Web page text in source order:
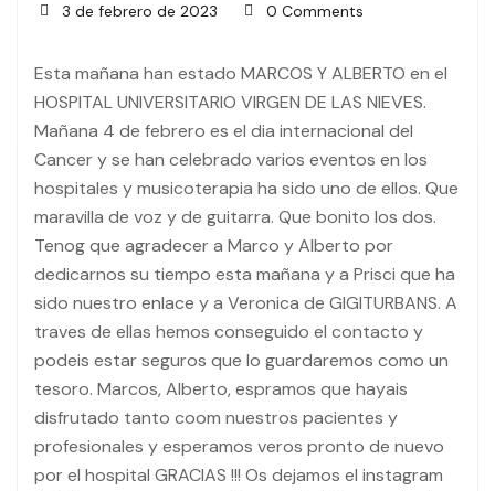
3 de febrero de 2023 0 Comments
Esta mañana han estado MARCOS Y ALBERTO en el
HOSPITAL UNIVERSITARIO VIRGEN DE LAS NIEVES.
Mañana 4 de febrero es el dia internacional del
Cancer y se han celebrado varios eventos en los
hospitales y musicoterapia ha sido uno de ellos. Que
maravilla de voz y de guitarra. Que bonito los dos.
Tenog que agradecer a Marco y Alberto por
dedicarnos su tiempo esta mañana y a Prisci que ha
sido nuestro enlace y a Veronica de GIGITURBANS. A
traves de ellas hemos conseguido el contacto y
podeis estar seguros que lo guardaremos como un
tesoro. Marcos, Alberto, espramos que hayais
disfrutado tanto coom nuestros pacientes y
profesionales y esperamos veros pronto de nuevo
por el hospital GRACIAS !!! Os dejamos el instagram